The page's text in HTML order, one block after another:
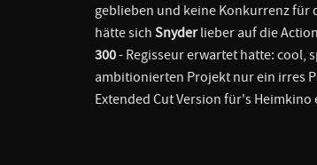
geblieben und keine Konkurrenz für
hätte sich Snyderlieber auf die
300- Regisseur erwartet hatte: cool,
ambitionierten Projekt nur ein irres
Extended Cut Version für's Heimkino